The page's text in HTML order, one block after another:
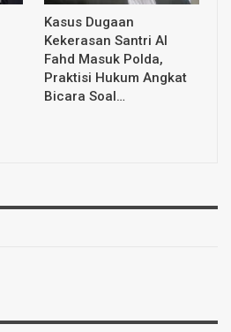
Kasus Dugaan
Kekerasan Santri Al
Fahd Masuk Polda,
Praktisi Hukum Angkat
Bicara Soal…